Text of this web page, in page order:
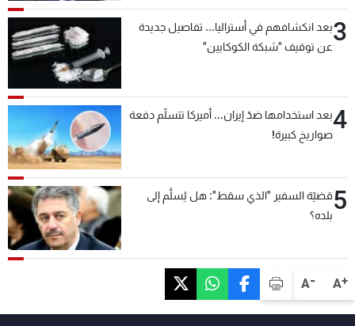
A+
A-
3بعد انكشافهم في أستراليا... تفاصيل جديدة
عن توقيف "شبكة الكوكايين"
4بعد استخدامها ضدّ إيران... أميركا تتسلّم دفعة
صواريخ كبيرة!
5قضيّة السفير "الذي سقط": هل يُسلَّم إلى
بلده؟